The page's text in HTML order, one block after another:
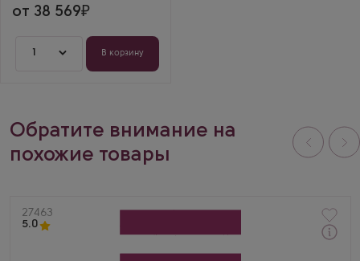
от 38 569
1 В корзину
Обратите внимание на
похожие товары
Артикул
27463
5.0